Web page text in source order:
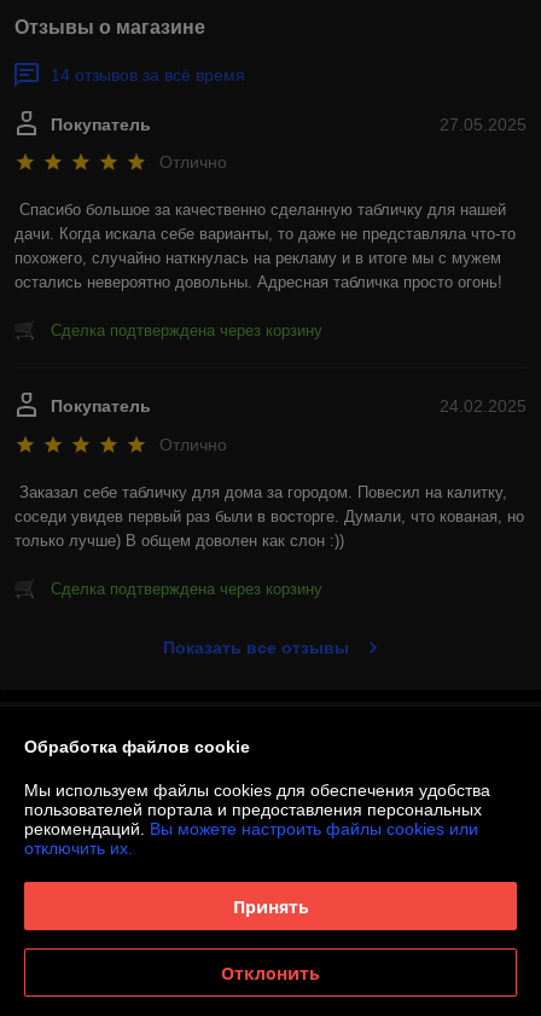
Отзывы о магазине
14 отзывов за всё время
27.05.2025
Покупатель
Отлично
Спасибо большое за качественно сделанную табличку для нашей
дачи. Когда искала себе варианты, то даже не представляла что-то
похожего, случайно наткнулась на рекламу и в итоге мы с мужем
остались невероятно довольны. Адресная табличка просто огонь!
Сделка подтверждена через корзину
24.02.2025
Покупатель
Отлично
Заказал себе табличку для дома за городом. Повесил на калитку,
соседи увидев первый раз были в восторге. Думали, что кованая, но
только лучше) В общем доволен как слон :))
Сделка подтверждена через корзину
Показать все отзывы
Контакты
Доставка и оплата
Полная версия сайта
Обработка файлов cookie
Мы используем файлы cookies для обеспечения удобства
пользователей портала и предоставления персональных
рекомендаций. Вы можете настроить файлы cookies или
отключить их.
Принять
Отклонить